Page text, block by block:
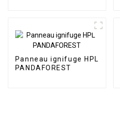
Panneau ignifuge HPL
PANDAFOREST